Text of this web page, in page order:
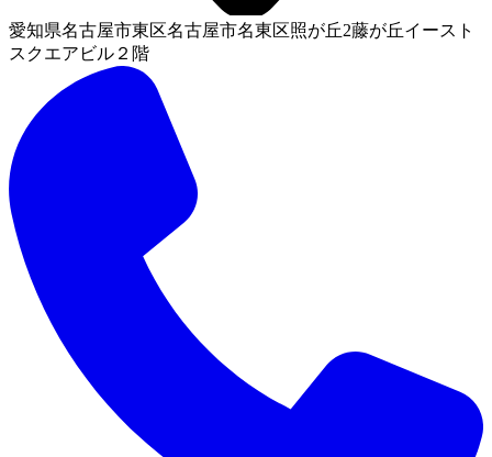
愛知県名古屋市東区名古屋市名東区照が丘2藤が丘イースト
スクエアビル２階